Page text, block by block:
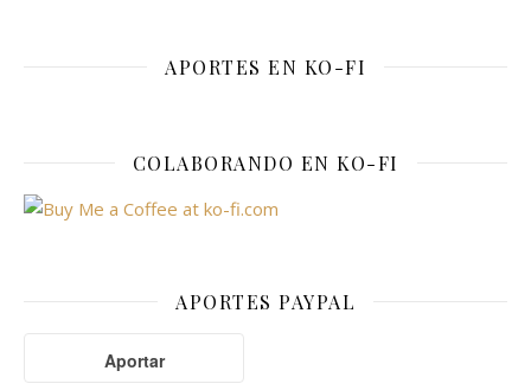
APORTES EN KO-FI
COLABORANDO EN KO-FI
APORTES PAYPAL